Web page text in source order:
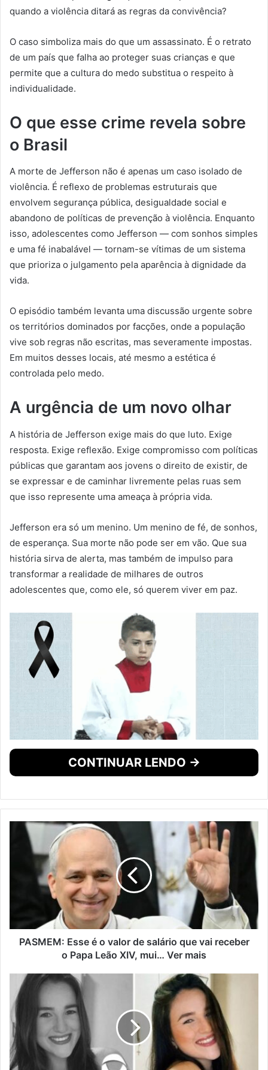
quando a violência ditará as regras da convivência?
O caso simboliza mais do que um assassinato. É o retrato
de um país que falha ao proteger suas crianças e que
permite que a cultura do medo substitua o respeito à
individualidade.
O que esse crime revela sobre
o Brasil
A morte de Jefferson não é apenas um caso isolado de
violência. É reflexo de problemas estruturais que
envolvem segurança pública, desigualdade social e
abandono de políticas de prevenção à violência. Enquanto
isso, adolescentes como Jefferson — com sonhos simples
e uma fé inabalável — tornam-se vítimas de um sistema
que prioriza o julgamento pela aparência à dignidade da
vida.
O episódio também levanta uma discussão urgente sobre
os territórios dominados por facções, onde a população
vive sob regras não escritas, mas severamente impostas.
Em muitos desses locais, até mesmo a estética é
controlada pelo medo.
A urgência de um novo olhar
A história de Jefferson exige mais do que luto. Exige
resposta. Exige reflexão. Exige compromisso com políticas
públicas que garantam aos jovens o direito de existir, de
se expressar e de caminhar livremente pelas ruas sem
que isso represente uma ameaça à própria vida.
Jefferson era só um menino. Um menino de fé, de sonhos,
de esperança. Sua morte não pode ser em vão. Que sua
história sirva de alerta, mas também de impulso para
transformar a realidade de milhares de outros
adolescentes que, como ele, só querem viver em paz.
CONTINUAR LENDO →
PASMEM: Esse é o valor de salário que vai receber
o Papa Leão XIV, mui… Ver mais